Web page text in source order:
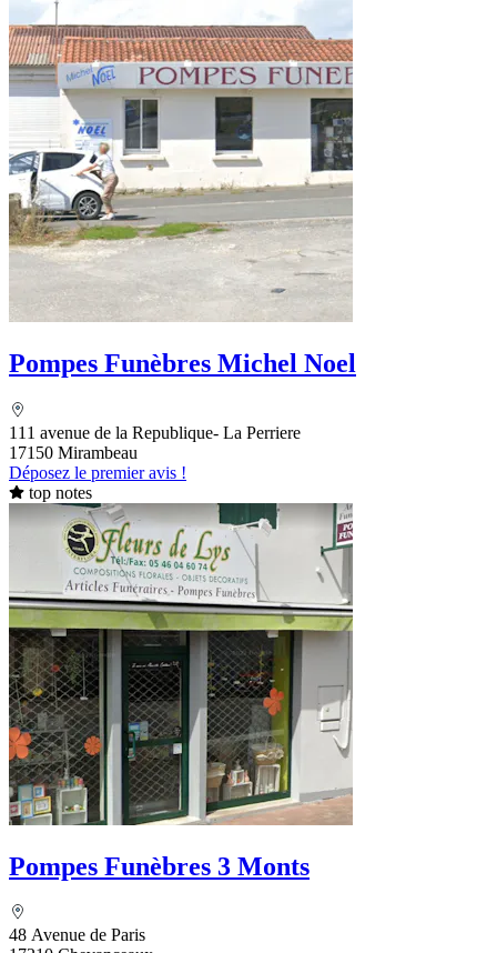
Pompes Funèbres Michel Noel
111 avenue de la Republique- La Perriere
17150 Mirambeau
Déposez le premier avis !
top notes
Pompes Funèbres 3 Monts
48 Avenue de Paris